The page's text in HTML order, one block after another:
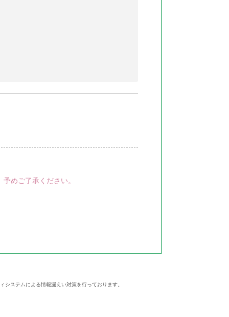
めご了承ください。
ステムによる情報漏えい対策を行っております。